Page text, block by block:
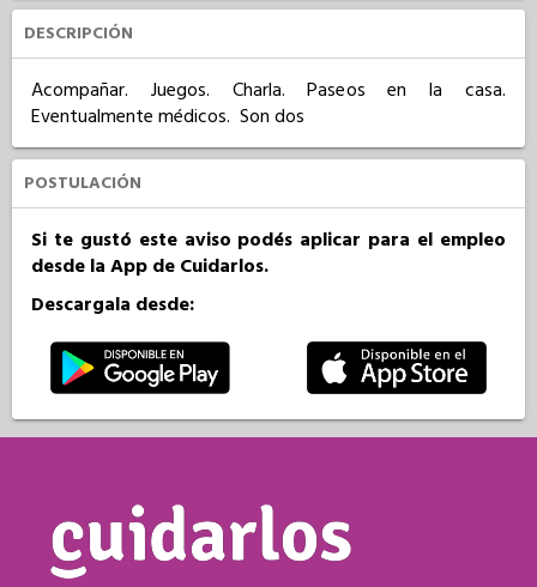
DESCRIPCIÓN
Acompañar. Juegos. Charla. Paseos en la casa.
Eventualmente médicos.  Son dos
POSTULACIÓN
Si te gustó este aviso podés aplicar para el empleo
desde la App de Cuidarlos.
Descargala desde: